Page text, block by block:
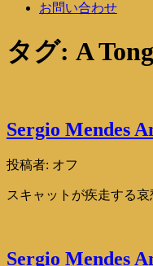
お問い合わせ
タグ: A
Sergio Mendes
投稿者: オフ
スキャットが疾走する
Sergio Mendes